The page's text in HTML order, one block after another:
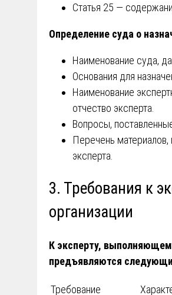
Статья 25 —
Определение суда о
Наименование суда,
Основания для
Наименование
отчество эксперта.
Вопросы,
Перечень
эксперта.
3. Требования к
организации
К эксперту,
предъявляются
Требование